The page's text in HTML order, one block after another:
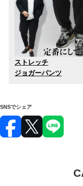
ストレッチ
ジョガーパンツ
SNSでシェア